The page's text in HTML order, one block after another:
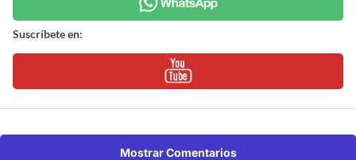
Suscríbete en:
Mostrar Comentarios